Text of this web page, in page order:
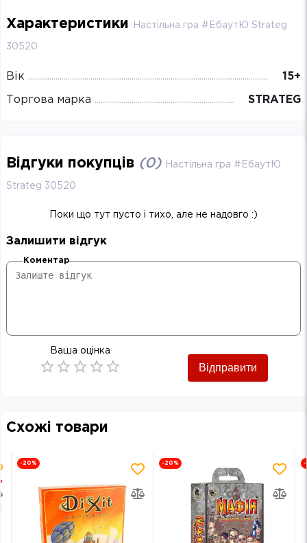
Характеристики Настільна гра #ЕбаутЮ Strateg
30520
Вік 15+
Торгова марка STRATEG
Відгуки покупців (0) Настільна гра #ЕбаутЮ
Strateg 30520
Поки що тут пусто і тихо, але не надовго :)
Залишити відгук
Коментар
Ваша оцінка
Відправити
Схожі товари
-20% -20%